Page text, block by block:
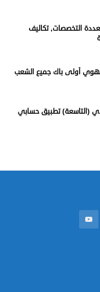
التخصصات, تكاليف
أولى باك جميع الشعب
(التاسعة) تطبيق حسابي